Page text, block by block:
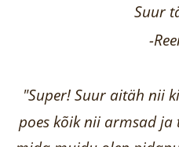
Suur
-
"Super! Suur aitäh nii
poes kõik nii armsad